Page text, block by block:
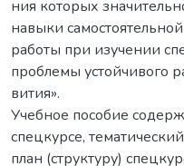
ния которых
навыки самостоятельной
работы при изучении
проблемы устойчивого
вития».
Учебное пособие
спецкурсе, тематический
план (структуру)